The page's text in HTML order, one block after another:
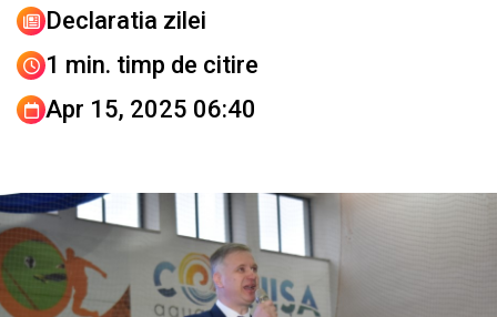
Declaratia zilei
1 min. timp de citire
Apr 15, 2025 06:40